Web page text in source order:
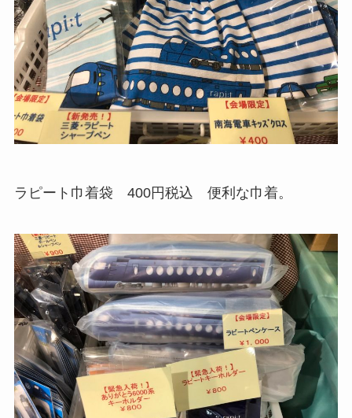
ラピート巾着袋 400円税込 便利な巾着。